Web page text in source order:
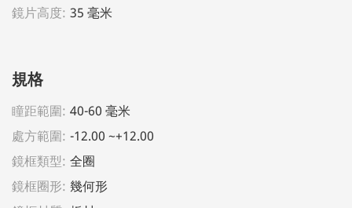
鏡片高度: 35 毫米
規格
瞳距範圍: 40-60 毫米
處方範圍: -12.00 ~+12.00
鏡框類型: 全圈
鏡框圈形: 幾何形